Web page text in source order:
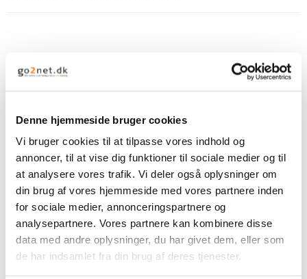
Denne hjemmeside bruger cookies
Vi bruger cookies til at tilpasse vores indhold og
annoncer, til at vise dig funktioner til sociale medier og til
at analysere vores trafik. Vi deler også oplysninger om
din brug af vores hjemmeside med vores partnere inden
for sociale medier, annonceringspartnere og
analysepartnere. Vores partnere kan kombinere disse
data med andre oplysninger, du har givet dem, eller som
de har indsamlet fra din brug af deres tjenester.
Relaterede produkter
By Permin Scarlet -
Hvid